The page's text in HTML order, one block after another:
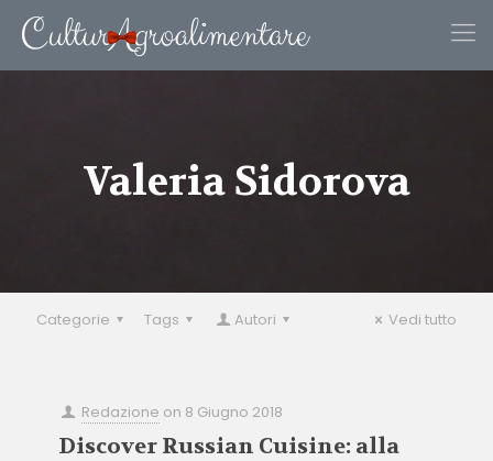
Valeria Sidorova
Categorie Tags Autori Vedi tutto
Redazione on 8 Giugno 2018
Discover Russian Cuisine: alla